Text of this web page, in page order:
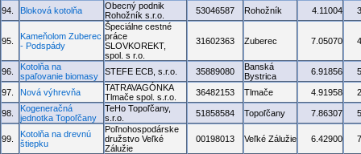
94. Bloková kotolňa
Obecný podnik
Rohožník s.r.o.
53046587 Rohožník 4.11004
95.
Kameňolom Zuberec
- Podspády
Špeciálne cestné
práce
SLOVKOREKT,
spol. s r.o.
31602363 Zuberec 7.05070
96.
Kotolňa na
spaľovanie biomasy
STEFE ECB, s.r.o. 35889080
Banská
Bystrica
6.91856
97. Nová výhrevňa
TATRAVAGÓNKA
Tlmače spol. s.r.o.
36482153 Tlmače 4.91958
98.
Kogeneračná
jednotka Topoľčany
TeHo Topoľčany,
s.r.o.
51858584 Topoľčany 7.86307
99.
Kotolňa na drevnú
štiepku
Poľnohospodárske
družstvo Veľké
Zálužie
00198013 Veľké Zálužie 6.42900